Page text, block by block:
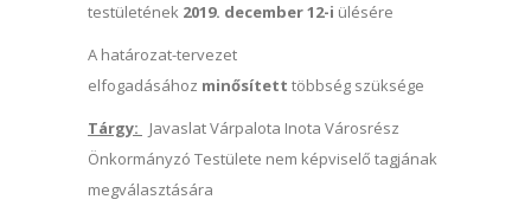
testületének 2019. december 12-i ülésére
A határozat-tervezet
elfogadásához minősített többség szüksége
Tárgy:
Javaslat Várpalota Inota Városrész
Önkormányzó Testülete nem képviselő tagjának
megválasztására